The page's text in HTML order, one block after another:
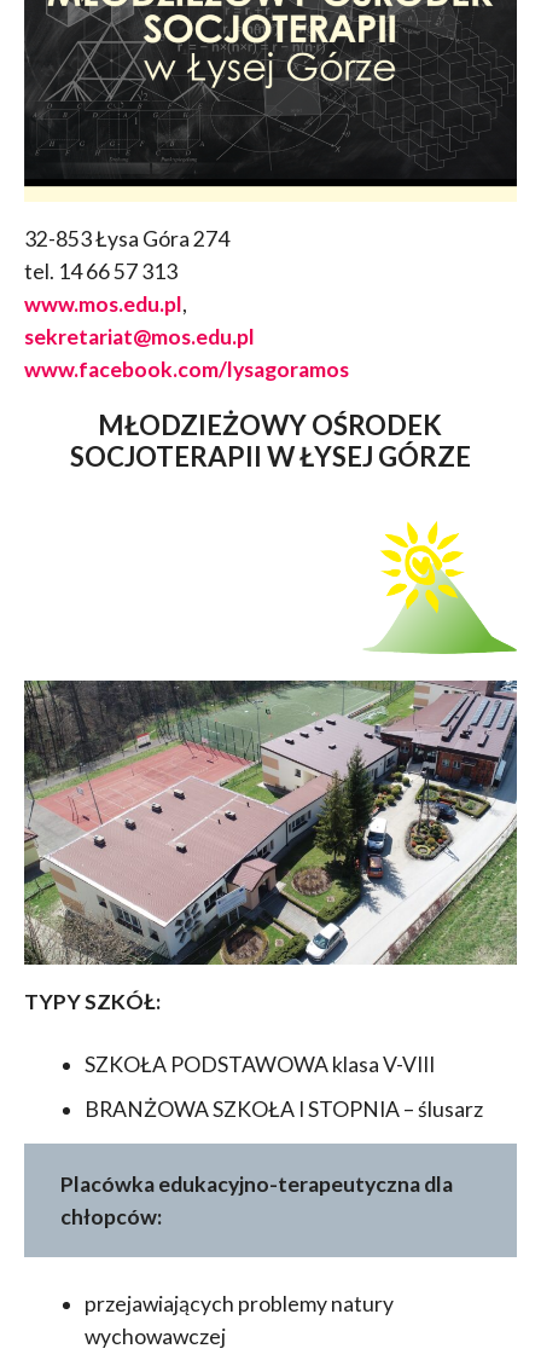
32-853 Łysa Góra 274
tel. 14 66 57 313
www.mos.edu.pl,
sekretariat@mos.edu.pl
www.facebook.com/lysagoramos
MŁODZIEŻOWY OŚRODEK
SOCJOTERAPII W ŁYSEJ GÓRZE
TYPY SZKÓŁ:
SZKOŁA PODSTAWOWA klasa V-VIII
BRANŻOWA SZKOŁA I STOPNIA – ślusarz
Placówka edukacyjno-terapeutyczna dla
chłopców:
przejawiających problemy natury
wychowawczej